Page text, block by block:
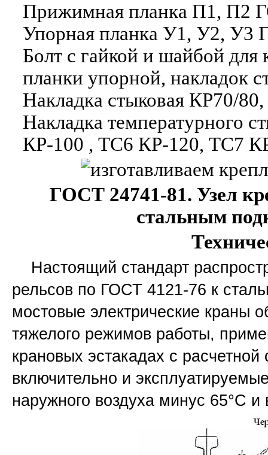
Прижимная планка П1, П2
Упорная планка У1, У2, У3
Болт с гайкой и шайбой
планки упорной, накладок
Накладка стыковая КР70/
Накладка температурного
КР-100 , ТС6 КР-120, ТС7
ГОСТ 24741-81. Узел
стальным
Настоящий стандарт
рельсов по ГОСТ 4121-76 к
мостовые электрические краны
тяжелого режимов работы,
крановых эстакадах с
включительно и
наружного воздуха минус 65°С